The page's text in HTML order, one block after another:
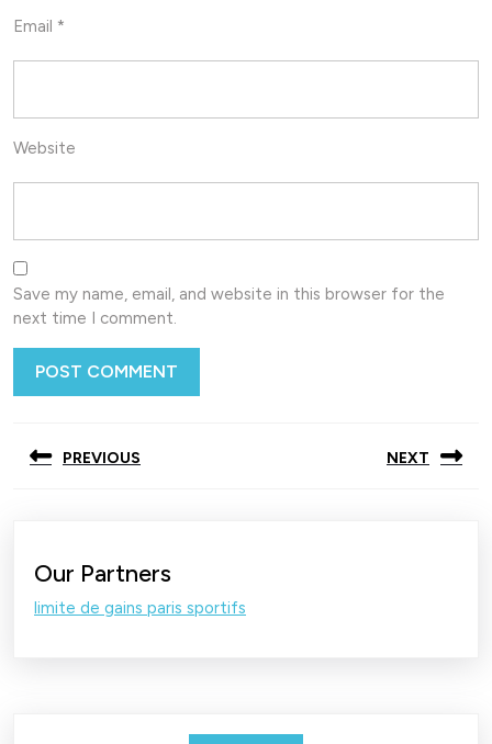
Email *
Website
Save my name, email, and website in this browser for the
next time I comment.
navigation
PREVIOUS NEXT
Our Partners
limite de gains paris sportifs